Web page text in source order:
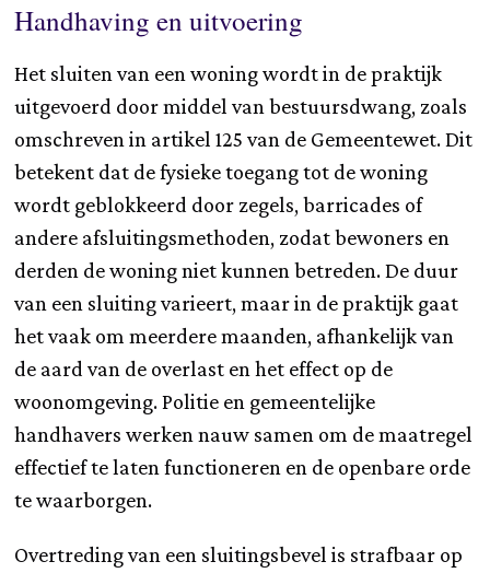
Handhaving en uitvoering
Het sluiten van een woning wordt in de praktijk
uitgevoerd door middel van bestuursdwang, zoals
omschreven in artikel 125 van de Gemeentewet. Dit
betekent dat de fysieke toegang tot de woning
wordt geblokkeerd door zegels, barricades of
andere afsluitingsmethoden, zodat bewoners en
derden de woning niet kunnen betreden. De duur
van een sluiting varieert, maar in de praktijk gaat
het vaak om meerdere maanden, afhankelijk van
de aard van de overlast en het effect op de
woonomgeving. Politie en gemeentelijke
handhavers werken nauw samen om de maatregel
effectief te laten functioneren en de openbare orde
te waarborgen.
Overtreding van een sluitingsbevel is strafbaar op